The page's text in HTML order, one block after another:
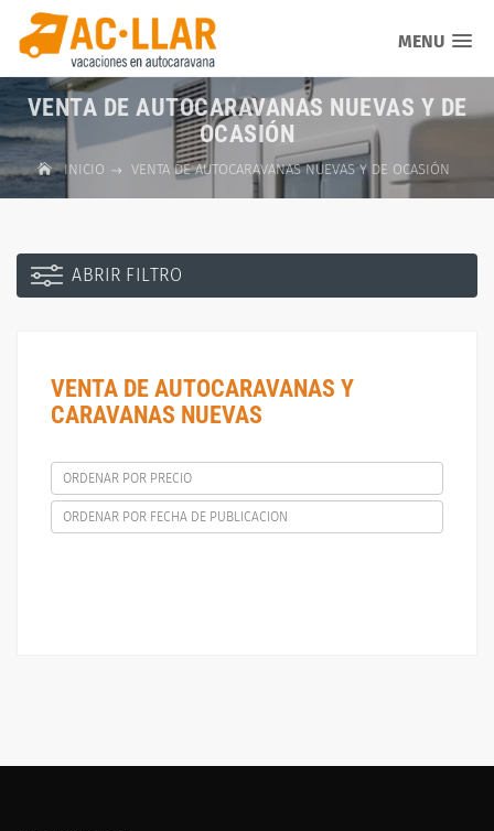
MENU
VENTA DE AUTOCARAVANAS NUEVAS Y DE
OCASIÓN
INICIO VENTA DE AUTOCARAVANAS NUEVAS Y DE OCASIÓN
ABRIR FILTRO
VENTA DE AUTOCARAVANAS Y
CARAVANAS NUEVAS
ORDENAR POR PRECIO
ORDENAR POR FECHA DE PUBLICACION